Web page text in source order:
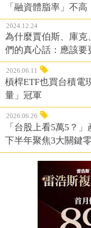
「融資體脂率」不高
2024.12.24
為什麼賈伯斯、庫克
們的真心話：應該要
2026.06.11
槓桿ETF也買台積電
量」冠軍
2026.06.26
「台股上看5萬5？
下半年聚焦3大關鍵